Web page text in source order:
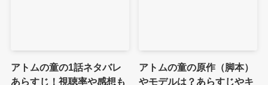
アトムの童の1話ネタバレ
あらすじ！視聴率や感想も
アトムの童の原作（脚本）
やモデルは？あらすじやキ